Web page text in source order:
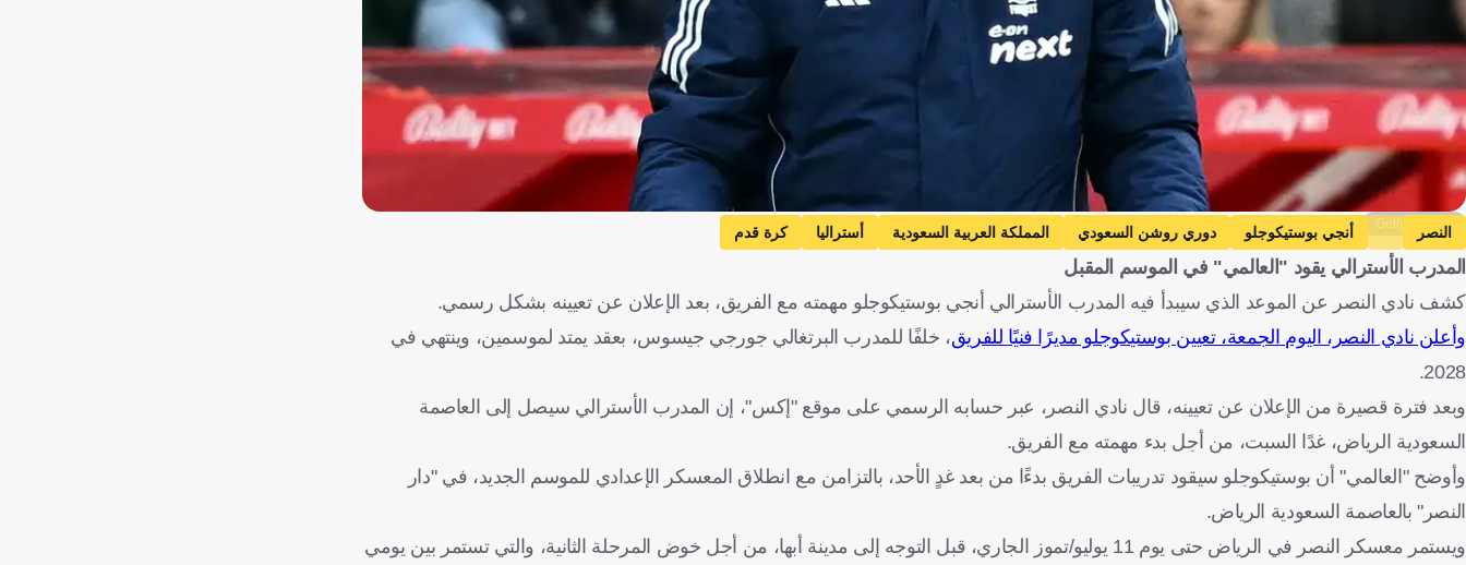
Getty Images
النصر أنجي بوستيكوجلو دوري روشن السعودي المملكة العربية السعودية أستراليا كرة قدم
المدرب الأسترالي يقود "العالمي" في الموسم المقبل
كشف نادي النصر عن الموعد الذي سيبدأ فيه المدرب الأسترالي أنجي بوستيكوجلو مهمته مع الفريق، بعد الإعلان عن تعيينه بشكل رسمي.
وأعلن نادي النصر، اليوم الجمعة، تعيين بوستيكوجلو مديرًا فنيًا للفريق، خلفًا للمدرب البرتغالي جورجي جيسوس، بعقد يمتد لموسمين، وينتهي في
2028.
وبعد فترة قصيرة من الإعلان عن تعيينه، قال نادي النصر، عبر حسابه الرسمي على موقع "إكس"، إن المدرب الأسترالي سيصل إلى العاصمة
السعودية الرياض، غدًا السبت، من أجل بدء مهمته مع الفريق.
وأوضح "العالمي" أن بوستيكوجلو سيقود تدريبات الفريق بدءًا من بعد غدٍ الأحد، بالتزامن مع انطلاق المعسكر الإعدادي للموسم الجديد، في "دار
النصر" بالعاصمة السعودية الرياض.
ويستمر معسكر النصر في الرياض حتى يوم 11 يوليو/تموز الجاري، قبل التوجه إلى مدينة أبها، من أجل خوض المرحلة الثانية، والتي تستمر بين يومي